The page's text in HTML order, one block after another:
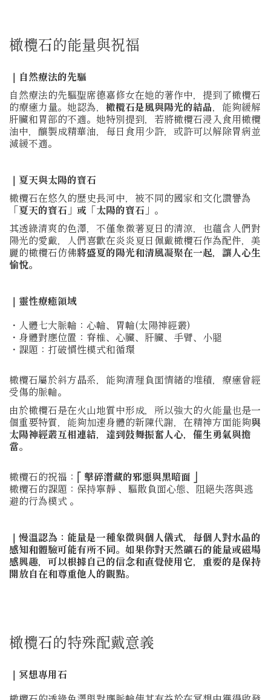
橄欖石的能量與祝福
｜自然療法的先驅
自然療法的先驅聖席德嘉修女在她的著作中，提到了橄欖石
的療癒力量。她認為， 橄欖石是風與陽光的結晶，能夠緩解
肝臟和胃部的不適。她特別提到，若將橄欖石浸入食用橄欖
油中，釀製成精華油，每日食用少許，或許可以解除胃病並
減緩不適。
｜夏天與太陽的寶石
橄欖石在悠久的歷史長河中，被不同的國家和文化讚譽為
「夏天的寶石」或「太陽的寶石」 。
其透綠清爽的色澤，不僅象徵著夏日的清涼，也蘊含人們對
陽光的愛戴，人們喜歡在炎炎夏日佩戴橄欖石作為配件，美
麗的橄欖石仿佛將盛夏的陽光和清風凝聚在一起，讓人心生
愉悅。
｜靈性療癒領域
・人體七大脈輪：心輪、胃輪(太陽神經叢)
・身體對應位置：脊椎、心臟、肝臟、手臂、小腿
・課題：打破慣性模式和循環
橄欖石屬於斜方晶系，能夠清理負面情緒的堆積，療癒曾經
受傷的脈輪。
由於橄欖石是在火山地質中形成，所以強大的火能量也是一
個重要特質，能夠加速身體的新陳代謝，在精神方面能夠與
太陽神經叢互相連結，達到鼓舞振奮人心，催生勇氣與擔
當。
橄欖石的祝福：⎡ 擊碎潛藏的邪惡與黑暗面 ⎦
橄欖石的課題：保持寧靜 、驅散負面心態、阻絕失落與逃
避的行為模式 。
｜慢溫認為：能量是一種象徵與個人儀式，每個人對水晶的
感知和體驗可能有所不同。如果你對天然礦石的能量或磁場
感興趣，可以根據自己的信念和直覺使用它，重要的是保持
開放自在和尊重他人的觀點。
橄欖石的特殊配戴意義
｜冥想專用石